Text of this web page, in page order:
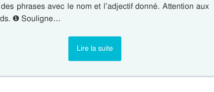
phrases avec le nom et l’adjectif donné. Attention aux
❶ Souligne…
Lire la suite